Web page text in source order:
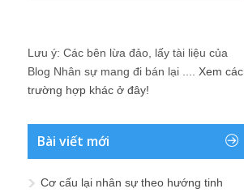
Lưu ý: Các bên lừa đảo, lấy tài liệu của
Blog Nhân sự mang đi bán lại .... Xem các
trường hợp khác ở đây!
Bài viết mới
Cơ cấu lại nhân sự theo hướng tinh